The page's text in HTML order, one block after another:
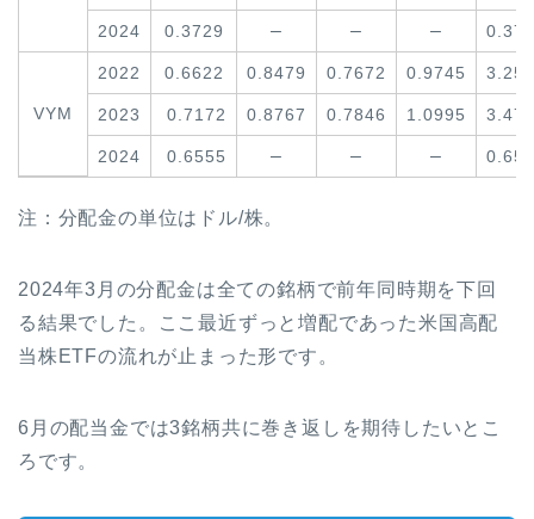
2024 0.3729 – – –
VYM
2022 0.6622 0.8479 0.7672 0.9745
2023 0.7172 0.8767 0.7846 1.0995
2024 0.6555 – – –
注：分配金の単位はドル/株。
2024年3月の分配金は全ての銘柄で前年同時期を下回
る結果でした。ここ最近ずっと増配であった米国高配
当株ETFの流れが止まった形です。
6月の配当金では3銘柄共に巻き返しを期待したいとこ
ろです。